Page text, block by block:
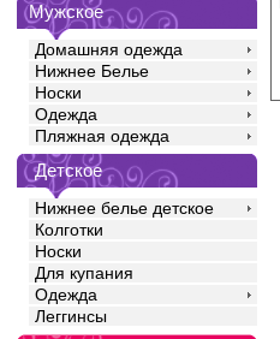
Мужское
Домашняя одежда
Нижнее Белье
Носки
Одежда
Пляжная одежда
Детское
Нижнее белье детское
Колготки
Носки
Для купания
Одежда
Леггинсы
Трусики
цветочным
талии,
Полиамид 80%
Эластан 20%